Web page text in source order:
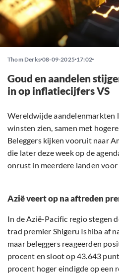
Thom Derks 08-09-2025 17:02
Goud en aandelen
in op inflatiecijfers VS
Wereldwijde aandelenmarkten
winsten zien, samen met
Beleggers kijken vooruit naar
die later deze week op de
onrust in meerdere landen
Azië veert op na aftreden
In de Azië-Pacific regio stegen
trad premier Shigeru Ishiba af
maar beleggers reageerden
procent en sloot op 43.643
procent hoger eindigde op een